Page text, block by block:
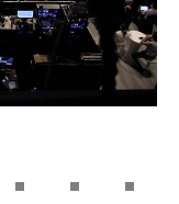
6 7 8